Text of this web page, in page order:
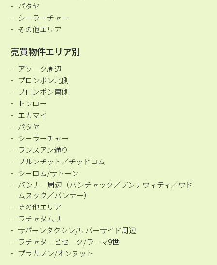
パタヤ
シーラーチャー
その他エリア
売買物件エリア別
アソーク周辺
プロンポン北側
プロンポン南側
トンロー
エカマイ
パタヤ
シーラーチャー
ランスアン通り
プルンチット／チッドロム
シーロム/サトーン
バンナー周辺（バンチャック／プンナウィティ／ウド
ムスック／バンナー）
その他エリア
ラチャダムリ
サパーンタクシン/リバーサイド周辺
ラチャダーピセーク/ラーマ9世
プラカノン/オンヌット